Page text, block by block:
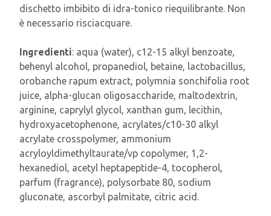
dischetto imbibito di idra-tonico riequilibrante. Non
è necessario risciacquare.
Ingredienti: aqua (water), c12-15 alkyl benzoate,
behenyl alcohol, propanediol, betaine, lactobacillus,
orobanche rapum extract, polymnia sonchifolia root
juice, alpha-glucan oligosaccharide, maltodextrin,
arginine, caprylyl glycol, xanthan gum, lecithin,
hydroxyacetophenone, acrylates/c10-30 alkyl
acrylate crosspolymer, ammonium
acryloyldimethyltaurate/vp copolymer, 1,2-
hexanediol, acetyl heptapeptide-4, tocopherol,
parfum (fragrance), polysorbate 80, sodium
gluconate, ascorbyl palmitate, citric acid.